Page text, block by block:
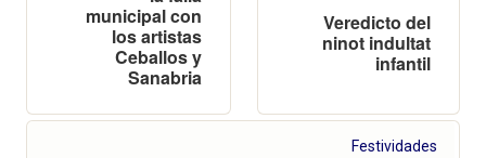
municipal con
los artistas
Ceballos y
Sanabria
Veredicto del
ninot indultat
infantil
Festividades